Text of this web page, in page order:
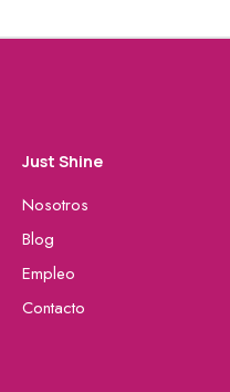
Just Shine
Nosotros
Blog
Empleo
Contacto